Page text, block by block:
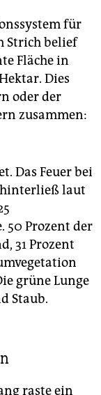
für
Strich belief
Fläche in
Dies
oder der
zusammen:
Das Feuer bei
hinterließ laut
50 Prozent der
31 Prozent
grüne Lunge
Staub.
raste ein